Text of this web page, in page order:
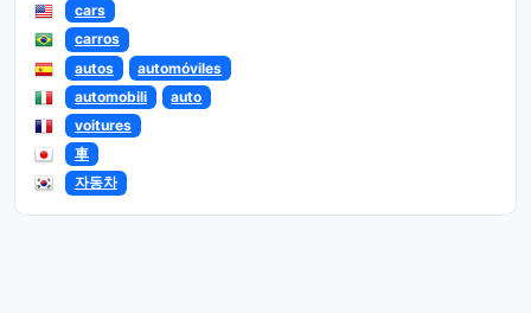
cars
carros
autos
automóviles
automobili
auto
voitures
車
자동차